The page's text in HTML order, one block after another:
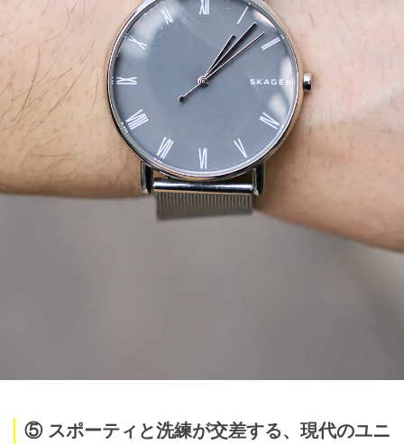
⑤ スポーティと洗練が交差する、現代のユニ